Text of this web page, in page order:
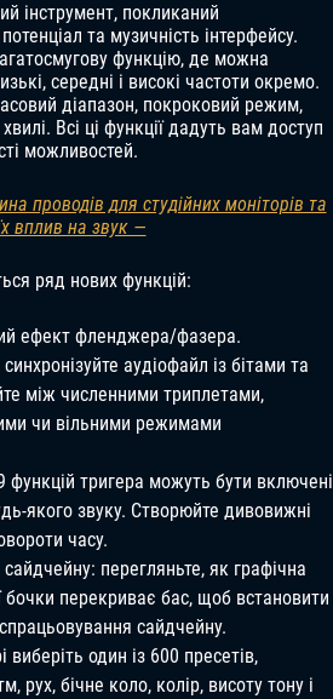
інструмент, покликаний
та музичність інтерфейсу.
функцію, де можна
середні і високі частоти окремо.
діапазон, покроковий режим,
Всі ці функції дадуть вам доступ
можливостей.
проводів для студійних моніторів та
вплив на звук —
ряд нових функцій:
ефект фленджера/фазера.
аудіофайл із бітами та
між численними триплетами,
чи вільними режимами
функцій тригера можуть бути включені
якого звуку. Створюйте дивовижні
часу.
перегляньте, як графічна
бочки перекриває бас, щоб встановити
сайдчейну.
виберіть один із 600 пресетів,
рух, бічне коло, колір, висоту тону і